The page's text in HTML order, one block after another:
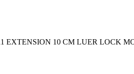
EXTENSION 10 CM LUER LOCK